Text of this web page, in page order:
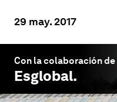
29 may. 2017
Con la colaboración de
Esglobal.